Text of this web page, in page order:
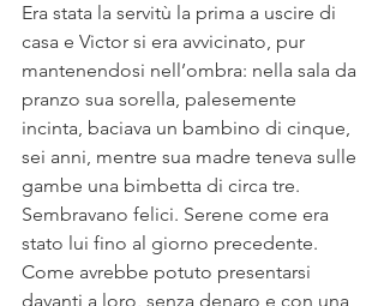
Era stata la servitù la prima a uscire di
casa e Victor si era avvicinato, pur
mantenendosi nell’ombra: nella sala da
pranzo sua sorella, palesemente
incinta, baciava un bambino di cinque,
sei anni, mentre sua madre teneva sulle
gambe una bimbetta di circa tre.
Sembravano felici. Serene come era
stato lui fino al giorno precedente.
Come avrebbe potuto presentarsi
davanti a loro, senza denaro e con una